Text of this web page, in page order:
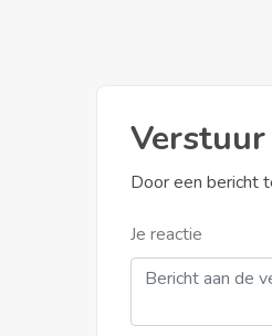
Door een bericht
Je reactie